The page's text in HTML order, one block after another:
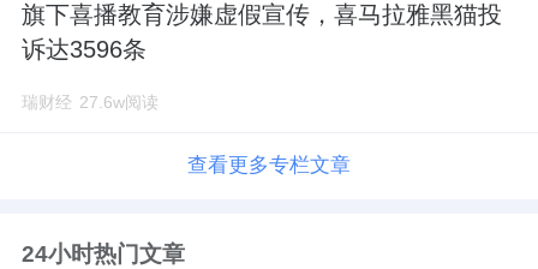
旗下喜播教育涉嫌虚假宣传，喜马拉雅黑猫投
诉达3596条
瑞财经 27.6w阅读
查看更多专栏文章
24小时热门文章